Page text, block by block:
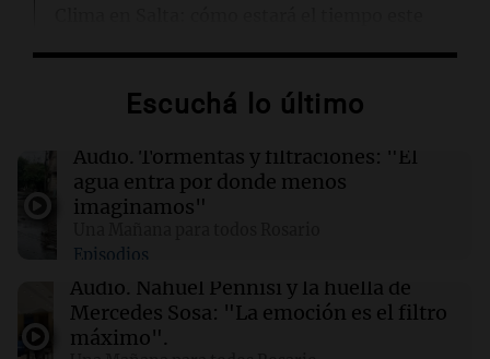
Clima
este domingo 9 de agosto
00:21 Clima
este domingo 9 de agosto
00:16 Clima
Clima en Santa Fe: cómo estará el tiempo este
Escuchá lo último
Audio. Tormentas y filtraciones: "El
agua entra por donde menos
imaginamos"
Episodios
Audio. Nahuel Pennisi y la huella de
Mercedes Sosa: "La emoción es el filtro
máximo".